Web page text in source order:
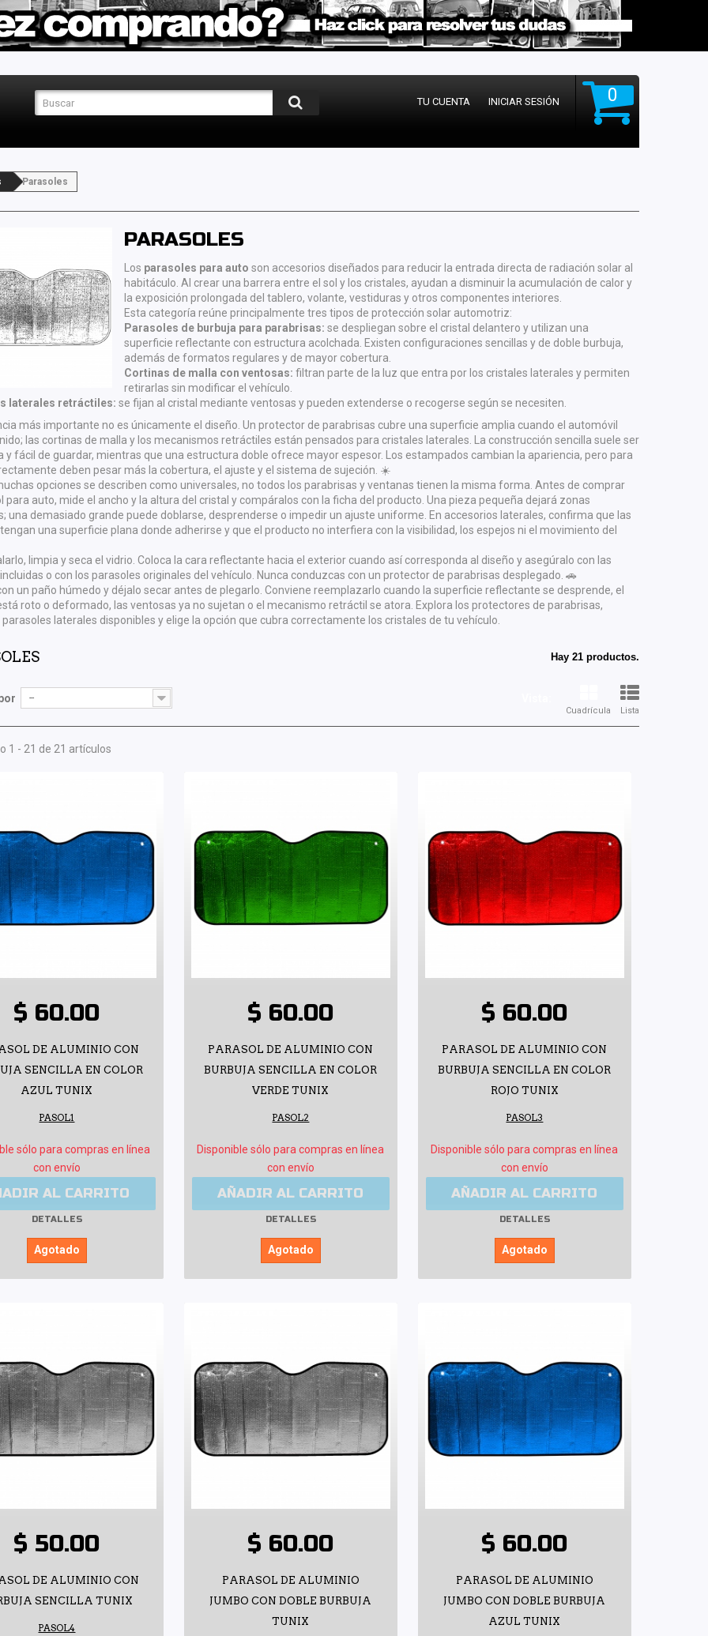
0
TU CUENTA INICIAR SESIÓN
Parasoles
PARASOLES
Los parasoles para auto son accesorios diseñados para reducir la entrada directa de radiación solar al
habitáculo. Al crear una barrera entre el sol y los cristales, ayudan a disminuir la acumulación de calor y
la exposición prolongada del tablero, volante, vestiduras y otros componentes interiores.
Esta categoría reúne principalmente tres tipos de protección solar automotriz:
Parasoles de burbuja para parabrisas: se despliegan sobre el cristal delantero y utilizan una
superficie reflectante con estructura acolchada. Existen configuraciones sencillas y de doble burbuja,
además de formatos regulares y de mayor cobertura.
Cortinas de malla con ventosas: filtran parte de la luz que entra por los cristales laterales y permiten
retirarlas sin modificar el vehículo.
laterales retráctiles: se fijan al cristal mediante ventosas y pueden extenderse o recogerse según se necesiten.
más importante no es únicamente el diseño. Un protector de parabrisas cubre una superficie amplia cuando el automóvil
las cortinas de malla y los mecanismos retráctiles están pensados para cristales laterales. La construcción sencilla suele ser
y fácil de guardar, mientras que una estructura doble ofrece mayor espesor. Los estampados cambian la apariencia, pero para
deben pesar más la cobertura, el ajuste y el sistema de sujeción. ☀️
opciones se describen como universales, no todos los parabrisas y ventanas tienen la misma forma. Antes de comprar
para auto, mide el ancho y la altura del cristal y compáralos con la ficha del producto. Una pieza pequeña dejará zonas
una demasiado grande puede doblarse, desprenderse o impedir un ajuste uniforme. En accesorios laterales, confirma que las
una superficie plana donde adherirse y que el producto no interfiera con la visibilidad, los espejos ni el movimiento del
limpia y seca el vidrio. Coloca la cara reflectante hacia el exterior cuando así corresponda al diseño y asegúralo con las
o con los parasoles originales del vehículo. Nunca conduzcas con un protector de parabrisas desplegado. 🚗
un paño húmedo y déjalo secar antes de plegarlo. Conviene reemplazarlo cuando la superficie reflectante se desprende, el
roto o deformado, las ventosas ya no sujetan o el mecanismo retráctil se atora. Explora los protectores de parabrisas,
laterales disponibles y elige la opción que cubra correctamente los cristales de tu vehículo.
Hay 21 productos.
Cuadrícula Lista
--
1 - 21 de 21 artículos
$ 60.00
DE ALUMINIO CON
SENCILLA EN COLOR
AZUL TUNIX
PASOL1
sólo para compras en línea
con envío
AL CARRITO
DETALLES
Agotado
$ 60.00
PARASOL DE ALUMINIO CON
BURBUJA SENCILLA EN COLOR
VERDE TUNIX
PASOL2
Disponible sólo para compras en línea
con envío
AÑADIR AL CARRITO
DETALLES
Agotado
$ 60.00
PARASOL DE ALUMINIO CON
BURBUJA SENCILLA EN COLOR
ROJO TUNIX
PASOL3
Disponible sólo para compras en línea
con envío
AÑADIR AL CARRITO
DETALLES
Agotado
$ 50.00
DE ALUMINIO CON
SENCILLA TUNIX
PASOL4
$ 60.00
PARASOL DE ALUMINIO
JUMBO CON DOBLE BURBUJA
TUNIX
$ 60.00
PARASOL DE ALUMINIO
JUMBO CON DOBLE BURBUJA
AZUL TUNIX